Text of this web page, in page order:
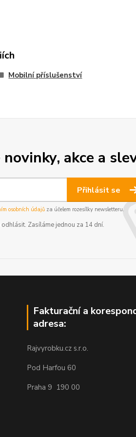
Mobilní příslušenství
akce a
Přihlásit se
osobních údajůza účelem rozesílky newsletteru.
Zasíláme jednou za 14 dní.
Fakturační a
adresa:
Rajvyrobku.cz s.r.o.
Pod Harfou 60
Praha 9 190 00